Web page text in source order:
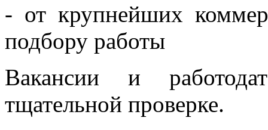
- от крупнейших
подбору работы
Вакансии и
тщательной проверке.